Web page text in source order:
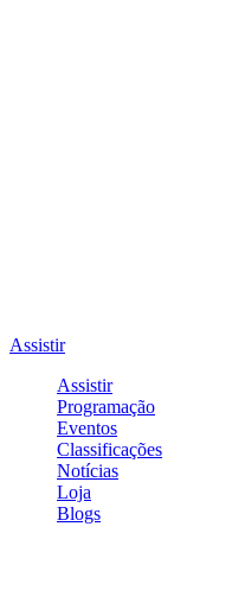
Assistir
Assistir
Programação
Eventos
Classificações
Notícias
Loja
Blogs